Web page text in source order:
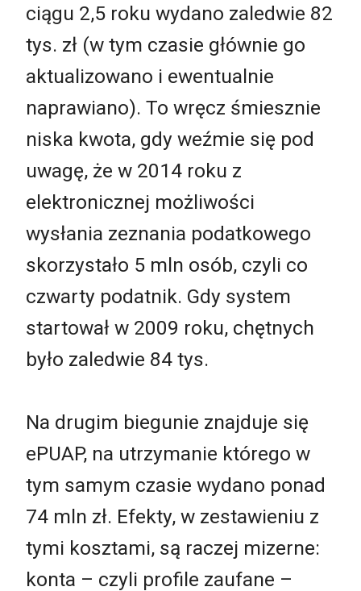
ciągu 2,5 roku wydano zaledwie 82
tys. zł (w tym czasie głównie go
aktualizowano i ewentualnie
naprawiano). To wręcz śmiesznie
niska kwota, gdy weźmie się pod
uwagę, że w 2014 roku z
elektronicznej możliwości
wysłania zeznania podatkowego
skorzystało 5 mln osób, czyli co
czwarty podatnik. Gdy system
startował w 2009 roku, chętnych
było zaledwie 84 tys.
Na drugim biegunie znajduje się
ePUAP, na utrzymanie którego w
tym samym czasie wydano ponad
74 mln zł. Efekty, w zestawieniu z
tymi kosztami, są raczej mizerne:
konta – czyli profile zaufane –